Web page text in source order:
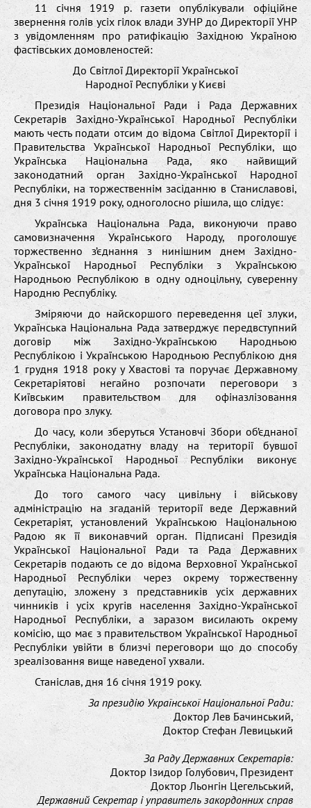
11 січня 1919 р. газети опублікували офіційне
звернення голів усіх гілок влади ЗУНР до Директорії УНР
з увідомленням про ратифікацію Західною Україною
фастівських домовленостей:
До Світлої Директорії Української
Народної Республіки у Києві
Президія Національної Ради і Рада Державних
Секретарів Західно-Української Народньої Республіки
мають честь подати отсим до відома Світлої Директорії і
Правительства Української Народньої Республіки, що
Українська Національна Рада, яко найвищий
законодатний орган Західно-Української Народної
Республіки, на торжественнім засіданню в Станиславові,
дня 3 січня 1919 року, одноголосно рішила, що слідує:
Українська Національна Рада, виконуючи право
самовизначення Українського Народу, проголошує
торжественно з’єднання з нинішним днем Західно-
Української Народньої Республіки з Українською
Народньою Республікою в одну одноцільну, суверенну
Народню Республіку.
Зміряючи до найскоршого переведення цеї злуки,
Українська Національна Рада затверджує передвступний
договір між Західно-Українською Народньою
Республікою і Українською Народньою Республікою дня
1 грудня 1918 року у Хвастові та поручає Державному
Секретаріятові негайно розпочати переговори з
Київським правительством для офіназлізовання
договора про злуку.
До часу, коли зберуться Установчі Збори об’єднаної
Республіки, законодатну владу на території бувшої
Західно-Української Народньої Республіки виконує
Українська Національна Рада.
До того самого часу цивільну і військову
адміністрацію на згаданій території веде Державний
Секретаріят, установлений Українською Національною
Радою як її виконавчий орган. Підписані Президія
Української Національної Ради та Рада Державних
Секретарів подають се до відома Верховної Української
Народньої Республіки через окрему торжественну
депутацію, зложену з представників усіх державних
чинників і усіх кругів населення Західно-Української
Народньої Республіки, а заразом висилають окрему
комісію, що має з правительством Української Народньої
Республіки увійти в близчі переговори що до способу
зреалізовання вище наведеної ухвали.
Станіслав, дня 16 січня 1919 року.
За президію Української Національної Ради:
Доктор Лев Бачинський,
Доктор Стефан Левицький
За Раду Державних Секретарів:
Доктор Ізидор Голубович, Президент
Доктор Льонгін Цегельський,
Державний Секретар і управитель закордонних справ